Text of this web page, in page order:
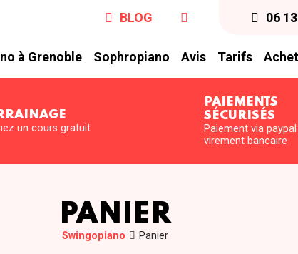
BLOG 06
à Grenoble Sophropiano Avis Tarifs
un cours gratuit
PAIEMENTS
SÉCURISÉS
Paiement via
virement bancaire
PANIER
Swingopiano Panier